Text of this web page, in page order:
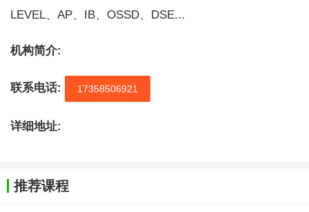
LEVEL、AP、IB、OSSD、DSE...
机构简介:
联系电话: 17358506921
详细地址:
推荐课程